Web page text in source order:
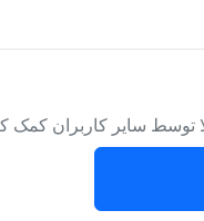
توسط سایر کاربران کمک